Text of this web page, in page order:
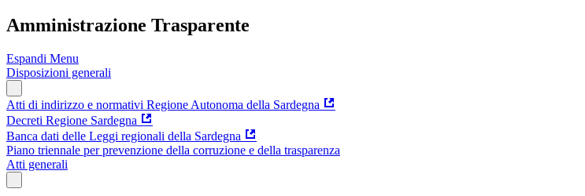
Amministrazione Trasparente
Espandi Menu
Disposizioni generali
Atti di indirizzo e normativi Regione Autonoma della Sardegna
Decreti Regione Sardegna
Banca dati delle Leggi regionali della Sardegna
Piano triennale per prevenzione della corruzione e della trasparenza
Atti generali